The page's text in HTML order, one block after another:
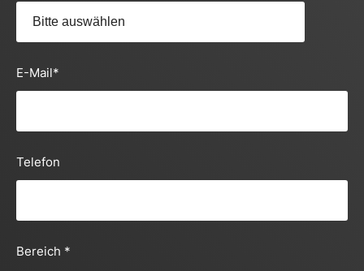
E-Mail*
Telefon
Bereich *